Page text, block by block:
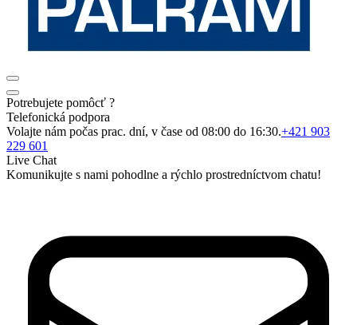
Potrebujete pomôcť ?
Telefonická podpora
Volajte nám počas prac. dní, v čase od 08:00 do 16:30.+421 903
229 601
Live Chat
Komunikujte s nami pohodlne a rýchlo prostredníctvom chatu!